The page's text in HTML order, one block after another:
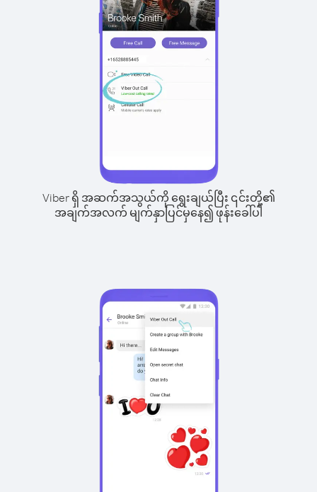
Viber ရှိ အဆက်အသွယ်ကို ရွေးချယ်ပြီး ၎င်းတို့၏
အချက်အလက် မျက်နှာပြင်မှနေ၍ ဖုန်းခေါ်ပါ